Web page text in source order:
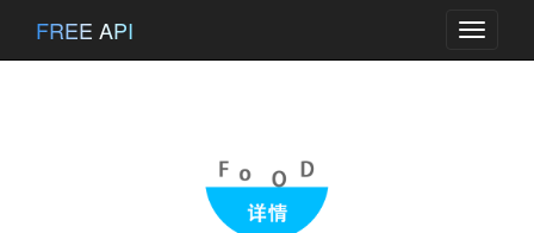
Toggle
FREE API